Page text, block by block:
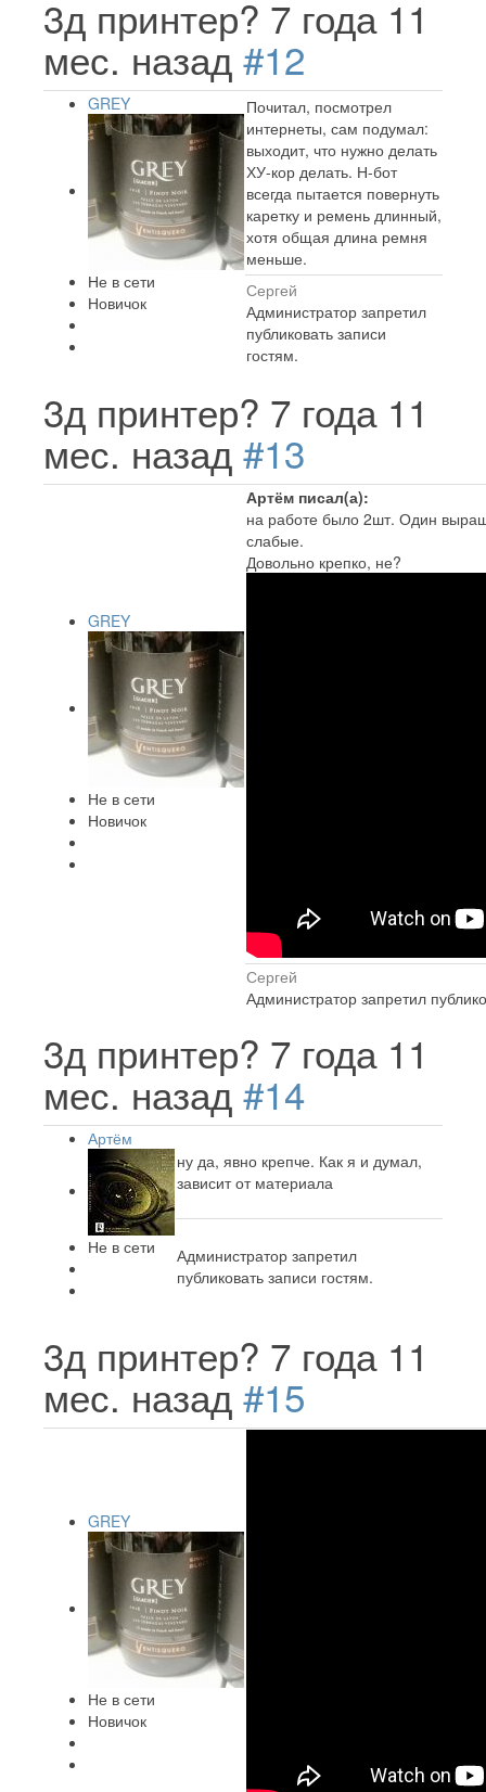
3д принтер? 7 года 11
мес. назад #12
GREY
Не в сети
Новичок
Почитал, посмотрел
интернеты, сам подумал:
выходит, что нужно делать
ХУ-кор делать. Н-бот
всегда пытается повернуть
каретку и ремень длинный,
хотя общая длина ремня
меньше.
Сергей
Администратор запретил
публиковать записи
гостям.
3д принтер? 7 года 11
мес. назад #13
GREY
Не в сети
Новичок
Артём писал(а):
на работе было 2шт. Один
слабые.
Довольно крепко, не?
Сергей
Администратор запретил
3д принтер? 7 года 11
мес. назад #14
Артём
Не в сети
ну да, явно крепче. Как я и думал,
зависит от материала
Администратор запретил
публиковать записи гостям.
3д принтер? 7 года 11
мес. назад #15
GREY
Не в сети
Новичок